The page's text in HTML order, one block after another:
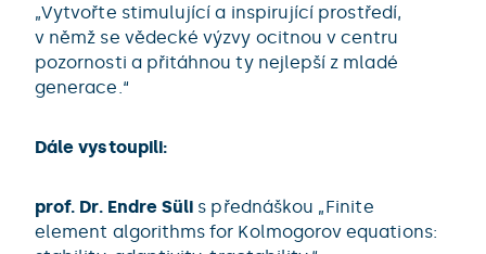
„Vytvořte stimulující a inspirující prostředí,
v němž se vědecké výzvy ocitnou v centru
pozornosti a přitáhnou ty nejlepší z mladé
generace.“
Dále vystoupili:
prof. Dr. Endre Süli s přednáškou „Finite
element algorithms for Kolmogorov equations: